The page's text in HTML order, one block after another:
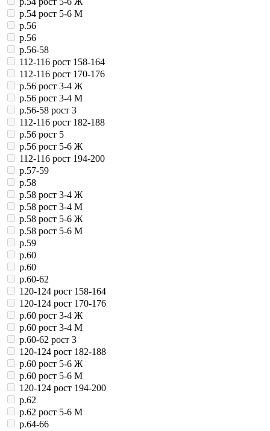
р.54 рост 5-6 М
р.56
р.56
р.56-58
112-116 рост 158-164
112-116 рост 170-176
р.56 рост 3-4 Ж
р.56 рост 3-4 М
р.56-58 рост 3
112-116 рост 182-188
р.56 рост 5
р.56 рост 5-6 Ж
112-116 рост 194-200
р.57-59
р.58
р.58 рост 3-4 Ж
р.58 рост 3-4 М
р.58 рост 5-6 Ж
р.58 рост 5-6 М
р.59
р.60
р.60
р.60-62
120-124 рост 158-164
120-124 рост 170-176
р.60 рост 3-4 Ж
р.60 рост 3-4 М
р.60-62 рост 3
120-124 рост 182-188
р.60 рост 5-6 Ж
р.60 рост 5-6 М
120-124 рост 194-200
р.62
р.62 рост 5-6 М
р.64-66